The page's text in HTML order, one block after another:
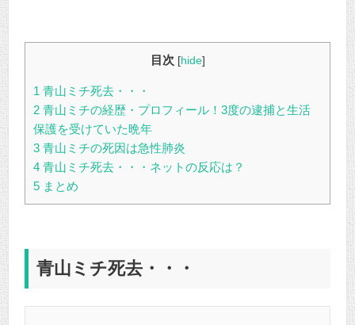
目次 [hide]
1 青山ミチ死去・・・
2 青山ミチの経歴・プロフィール！3度の逮捕と生活
保護を受けていた晩年
3 青山ミチの死因は急性肺炎
4 青山ミチ死去・・・ネットの反応は？
5 まとめ
青山ミチ死去・・・